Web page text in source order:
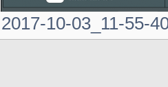
2017-10-03_11-55-